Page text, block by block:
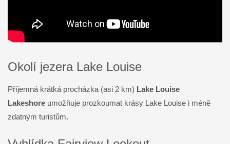
Okolí jezera Lake Louise
Příjemná krátká procházka (asi 2 km) Lake Louise
Lakeshore umožňuje prozkoumat krásy Lake Louise i méně
zdatným turistům.